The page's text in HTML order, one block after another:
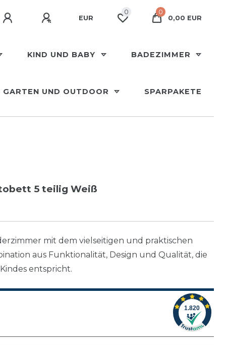
EUR
0
0
0,00 EUR
KIND UND BABY BADEZIMMER
GARTEN UND OUTDOOR SPARPAKETE
5 teilig Weiß
mit dem vielseitigen und praktischen
aus Funktionalität, Design und Qualität, die
entspricht.